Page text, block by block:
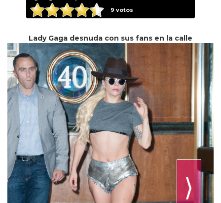
9 votos
Lady Gaga desnuda con sus fans en la calle
⟩